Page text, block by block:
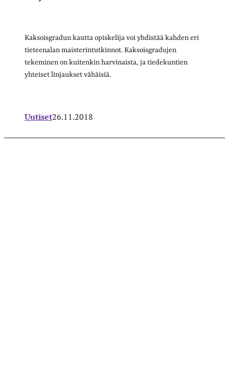
Kaksoisgradun kautta opiskelija voi yhdistää kahden eri
tieteenalan maisterintutkinnot. Kaksoisgradujen
tekeminen on kuitenkin harvinaista, ja tiedekuntien
yhteiset linjaukset vähäisiä.
Uutiset26.11.2018